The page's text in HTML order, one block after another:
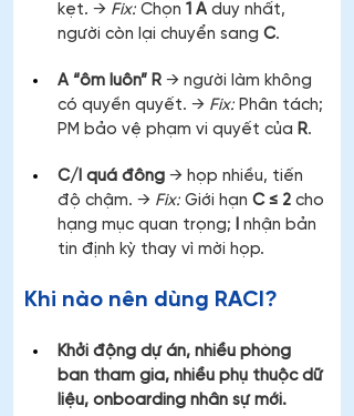
kẹt. → Fix: Chọn 1 A duy nhất,
người còn lại chuyển sang C.
A “ôm luôn” R → người làm không
có quyền quyết. → Fix: Phân tách;
PM bảo vệ phạm vi quyết của R.
C/I quá đông → họp nhiều, tiến
độ chậm. → Fix: Giới hạn C ≤ 2 cho
hạng mục quan trọng; I nhận bản
tin định kỳ thay vì mời họp.
Khi nào nên dùng RACI?
Khởi động dự án, nhiều phòng
ban tham gia, nhiều phụ thuộc dữ
liệu, onboarding nhân sự mới.